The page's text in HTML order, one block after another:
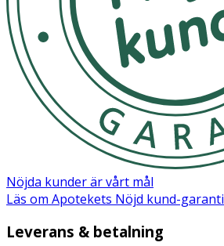
Nöjda kunder är vårt mål
Läs om Apotekets Nöjd kund-garanti
Leverans & betalning